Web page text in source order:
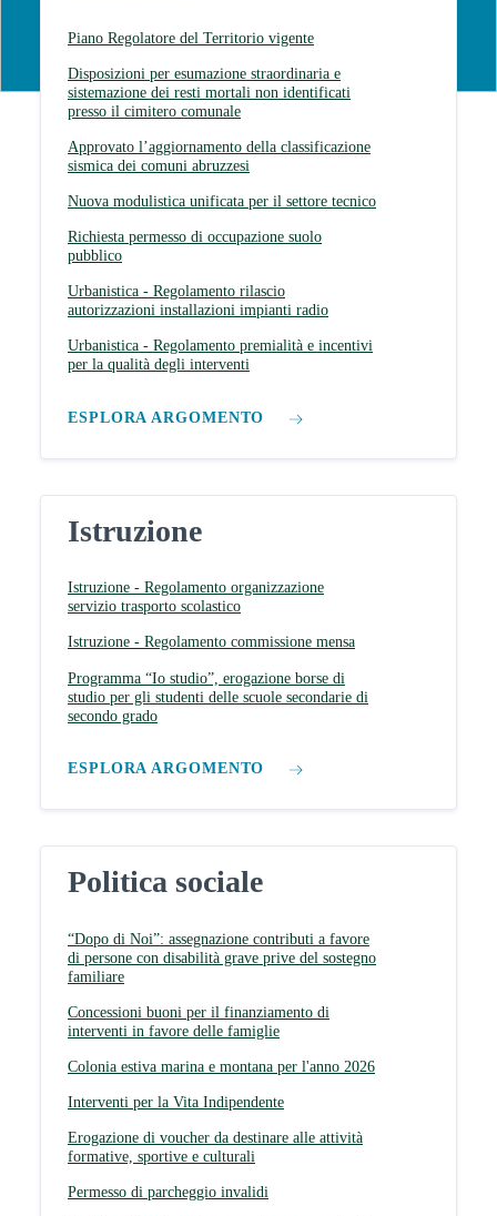
Piano Regolatore del Territorio vigente
Disposizioni per esumazione straordinaria e
sistemazione dei resti mortali non identificati
presso il cimitero comunale
Approvato l’aggiornamento della classificazione
sismica dei comuni abruzzesi
Nuova modulistica unificata per il settore tecnico
Richiesta permesso di occupazione suolo
pubblico
Urbanistica - Regolamento rilascio
autorizzazioni installazioni impianti radio
Urbanistica - Regolamento premialità e incentivi
per la qualità degli interventi
ESPLORA ARGOMENTO
Istruzione
Istruzione - Regolamento organizzazione
servizio trasporto scolastico
Istruzione - Regolamento commissione mensa
Programma “Io studio”, erogazione borse di
studio per gli studenti delle scuole secondarie di
secondo grado
ESPLORA ARGOMENTO
Politica sociale
“Dopo di Noi”: assegnazione contributi a favore
di persone con disabilità grave prive del sostegno
familiare
Concessioni buoni per il finanziamento di
interventi in favore delle famiglie
Colonia estiva marina e montana per l'anno 2026
Interventi per la Vita Indipendente
Erogazione di voucher da destinare alle attività
formative, sportive e culturali
Permesso di parcheggio invalidi